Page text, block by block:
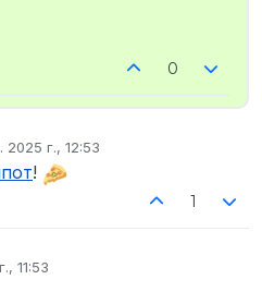
0
2025 г., 12:53
!
1
11:53